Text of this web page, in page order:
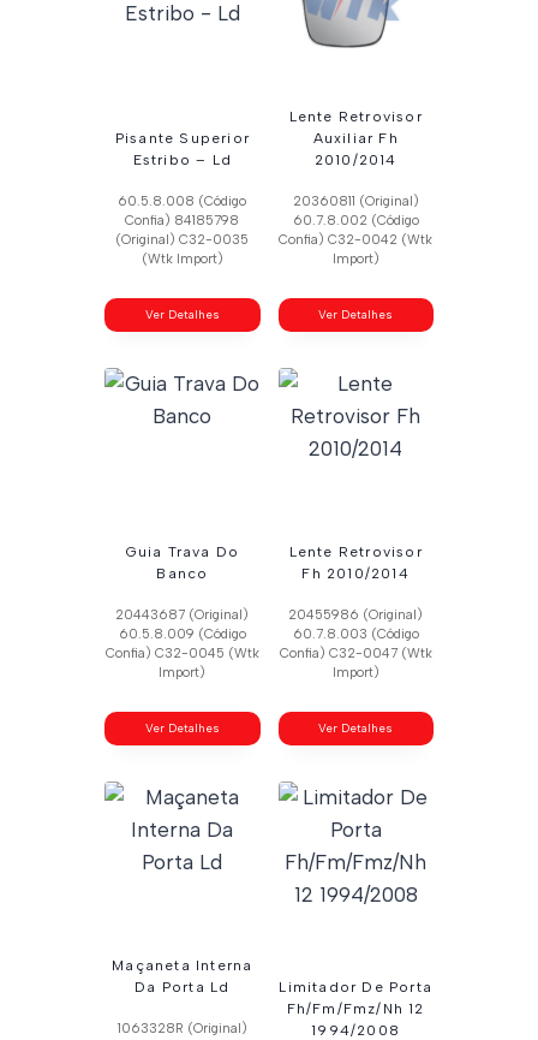
Pisante Superior
Estribo – Ld
60.5.8.008 (Código
Confia) 84185798
(Original) C32-0035
(Wtk Import)
Ver Detalhes
Lente Retrovisor
Auxiliar Fh
2010/2014
20360811 (Original)
60.7.8.002 (Código
Confia) C32-0042 (Wtk
Import)
Ver Detalhes
Guia Trava Do
Banco
20443687 (Original)
60.5.8.009 (Código
Confia) C32-0045 (Wtk
Import)
Ver Detalhes
Lente Retrovisor
Fh 2010/2014
20455986 (Original)
60.7.8.003 (Código
Confia) C32-0047 (Wtk
Import)
Ver Detalhes
Maçaneta Interna
Da Porta Ld
1063328R (Original)
Limitador De Porta
Fh/Fm/Fmz/Nh 12
1994/2008